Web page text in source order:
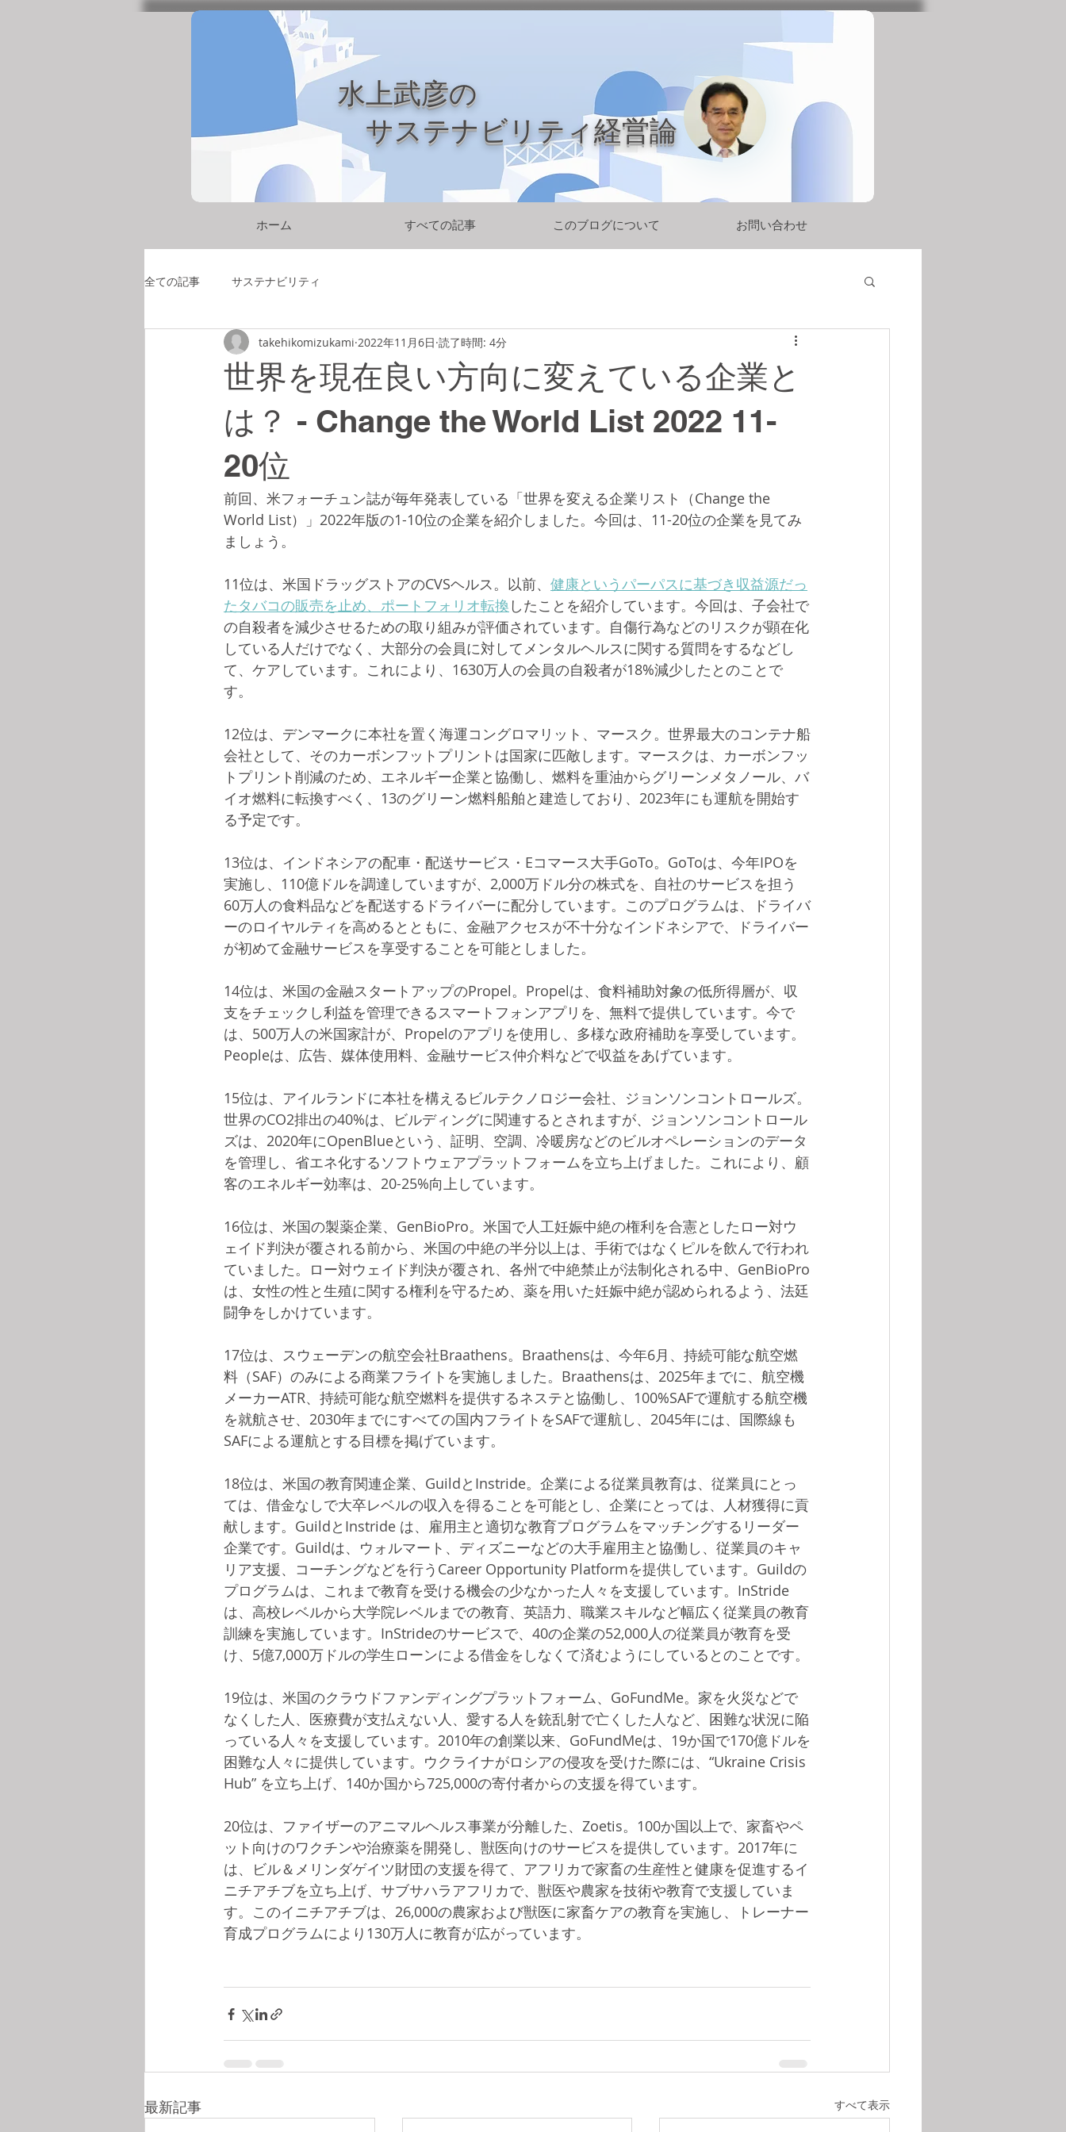
水上武彦の
​ サステナビリティ経営論
ホーム すべての記事 このブログについて お問い合わせ
全ての記事 サステナビリティ
世界を現在良い方向に変えている企業と
は？ - Change the World List 2022 11-
20位
takehikomizukami 2022年11月6日 読了時間: 4分
前回、米フォーチュン誌が毎年発表している「世界を変える企業リスト（Change the
World List）」2022年版の1-10位の企業を紹介しました。今回は、11-20位の企業を見てみ
ましょう。
11位は、米国ドラッグストアのCVSヘルス。以前、 健康というパーパスに基づき収益源だっ
たタバコの販売を止め、ポートフォリオ転換 したことを紹介しています。今回は、子会社で
の自殺者を減少させるための取り組みが評価されています。自傷行為などのリスクが顕在化
している人だけでなく、大部分の会員に対してメンタルヘルスに関する質問をするなどし
て、ケアしています。これにより、1630万人の会員の自殺者が18%減少したとのことで
す。
12位は、デンマークに本社を置く海運コングロマリット、マースク。世界最大のコンテナ船
会社として、そのカーボンフットプリントは国家に匹敵します。マースクは、カーボンフッ
トプリント削減のため、エネルギー企業と協働し、燃料を重油からグリーンメタノール、バ
イオ燃料に転換すべく、13のグリーン燃料船舶と建造しており、2023年にも運航を開始す
る予定です。
13位は、インドネシアの配車・配送サービス・Eコマース大手GoTo。GoToは、今年IPOを
実施し、110億ドルを調達していますが、2,000万ドル分の株式を、自社のサービスを担う
60万人の食料品などを配送するドライバーに配分しています。このプログラムは、ドライバ
ーのロイヤルティを高めるとともに、金融アクセスが不十分なインドネシアで、ドライバー
が初めて金融サービスを享受することを可能としました。
14位は、米国の金融スタートアップのPropel。Propelは、食料補助対象の低所得層が、収
支をチェックし利益を管理できるスマートフォンアプリを、無料で提供しています。今で
は、500万人の米国家計が、Propelのアプリを使用し、多様な政府補助を享受しています。
Peopleは、広告、媒体使用料、金融サービス仲介料などで収益をあげています。
15位は、アイルランドに本社を構えるビルテクノロジー会社、ジョンソンコントロールズ。
世界のCO2排出の40%は、ビルディングに関連するとされますが、ジョンソンコントロール
ズは、2020年にOpenBlueという、証明、空調、冷暖房などのビルオペレーションのデータ
を管理し、省エネ化するソフトウェアプラットフォームを立ち上げました。これにより、顧
客のエネルギー効率は、20-25%向上しています。
16位は、米国の製薬企業、GenBioPro。米国で人工妊娠中絶の権利を合憲としたロー対ウ
ェイド判決が覆される前から、米国の中絶の半分以上は、手術ではなくピルを飲んで行われ
ていました。ロー対ウェイド判決が覆され、各州で中絶禁止が法制化される中、GenBioPro
は、女性の性と生殖に関する権利を守るため、薬を用いた妊娠中絶が認められるよう、法廷
闘争をしかけています。
17位は、スウェーデンの航空会社Braathens。Braathensは、今年6月、持続可能な航空燃
料（SAF）のみによる商業フライトを実施しました。Braathensは、2025年までに、航空機
メーカーATR、持続可能な航空燃料を提供するネステと協働し、100%SAFで運航する航空機
を就航させ、2030年までにすべての国内フライトをSAFで運航し、2045年には、国際線も
SAFによる運航とする目標を掲げています。
18位は、米国の教育関連企業、GuildとInstride。企業による従業員教育は、従業員にとっ
ては、借金なしで大卒レベルの収入を得ることを可能とし、企業にとっては、人材獲得に貢
献します。GuildとInstride は、雇用主と適切な教育プログラムをマッチングするリーダー
企業です。Guildは、ウォルマート、ディズニーなどの大手雇用主と協働し、従業員のキャ
リア支援、コーチングなどを行うCareer Opportunity Platformを提供しています。Guildの
プログラムは、これまで教育を受ける機会の少なかった人々を支援しています。InStride
は、高校レベルから大学院レベルまでの教育、英語力、職業スキルなど幅広く従業員の教育
訓練を実施しています。InStrideのサービスで、40の企業の52,000人の従業員が教育を受
け、5億7,000万ドルの学生ローンによる借金をしなくて済むようにしているとのことです。
19位は、米国のクラウドファンディングプラットフォーム、GoFundMe。家を火災などで
なくした人、医療費が支払えない人、愛する人を銃乱射で亡くした人など、困難な状況に陥
っている人々を支援しています。2010年の創業以来、GoFundMeは、19か国で170億ドルを
困難な人々に提供しています。ウクライナがロシアの侵攻を受けた際には、“Ukraine Crisis
Hub” を立ち上げ、140か国から725,000の寄付者からの支援を得ています。
20位は、ファイザーのアニマルヘルス事業が分離した、Zoetis。100か国以上で、家畜やペ
ット向けのワクチンや治療薬を開発し、獣医向けのサービスを提供しています。2017年に
は、ビル＆メリンダゲイツ財団の支援を得て、アフリカで家畜の生産性と健康を促進するイ
ニチアチブを立ち上げ、サブサハラアフリカで、獣医や農家を技術や教育で支援していま
す。このイニチアチブは、26,000の農家および獣医に家畜ケアの教育を実施し、トレーナー
育成プログラムにより130万人に教育が広がっています。
最新記事 すべて表示